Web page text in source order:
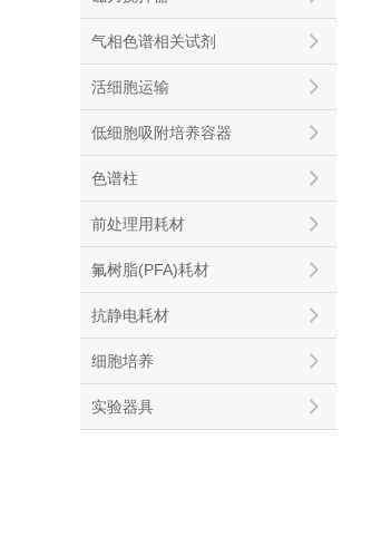
气相色谱相关试剂
活细胞运输
低细胞吸附培养容器
色谱柱
前处理用耗材
氟树脂(PFA)耗材
抗静电耗材
细胞培养
实验器具